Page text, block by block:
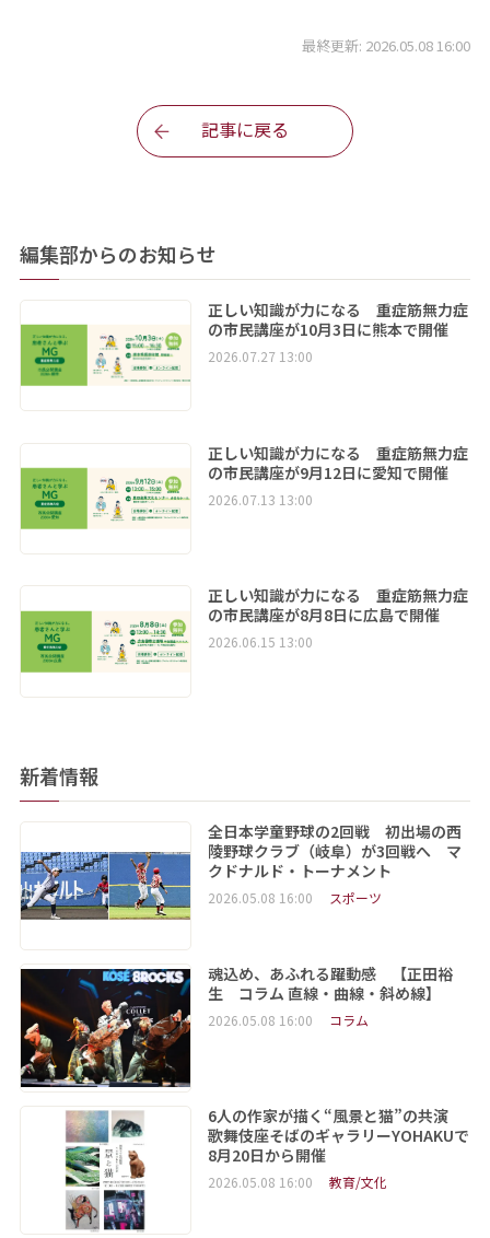
最終更新: 2026.05.08 16:00
記事に戻る
編集部からのお知らせ
正しい知識が力になる 重症筋無力症
の市民講座が10月3日に熊本で開催
2026.07.27 13:00
正しい知識が力になる 重症筋無力症
の市民講座が9月12日に愛知で開催
2026.07.13 13:00
正しい知識が力になる 重症筋無力症
の市民講座が8月8日に広島で開催
2026.06.15 13:00
新着情報
全日本学童野球の2回戦 初出場の西
陵野球クラブ（岐阜）が3回戦へ マ
クドナルド・トーナメント
2026.05.08 16:00 スポーツ
魂込め、あふれる躍動感 【正田裕
生 コラム 直線・曲線・斜め線】
2026.05.08 16:00 コラム
6人の作家が描く“風景と猫”の共演
歌舞伎座そばのギャラリーYOHAKUで
8月20日から開催
2026.05.08 16:00 教育/文化